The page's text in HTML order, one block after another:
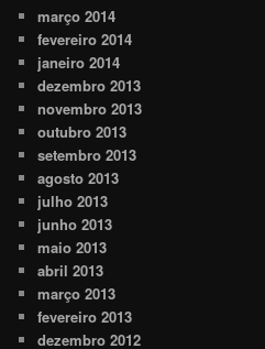
março 2014
fevereiro 2014
janeiro 2014
dezembro 2013
novembro 2013
outubro 2013
setembro 2013
agosto 2013
julho 2013
junho 2013
maio 2013
abril 2013
março 2013
fevereiro 2013
dezembro 2012